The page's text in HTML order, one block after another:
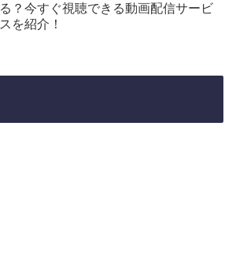
る？今すぐ視聴できる動画配信サービ
スを紹介！